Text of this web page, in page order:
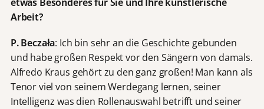
Arbeit?
P. Beczała: Ich bin sehr an die Geschichte gebunden
und habe großen Respekt vor den Sängern von damals.
Alfredo Kraus gehört zu den ganz großen! Man kann als
Tenor viel von seinem Werdegang lernen, seiner
Intelligenz was dien Rollenauswahl betrifft und seiner